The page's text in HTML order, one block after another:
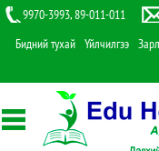
9970-3993, 89-011-011
Бидний тухай Үйлчилгээ